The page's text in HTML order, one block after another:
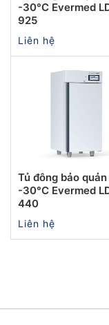
-30°C Evermed
925
Liên hệ
Tủ đông bảo
-30°C Evermed
440
Liên hệ